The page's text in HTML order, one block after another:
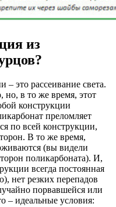
из
– это рассеивание света.
но, в то же время, этот
конструкции
преломляет
по всей конструкции,
В то же время,
(вы видели
поликарбоната). И,
всегда постоянная
нет резких перепадов
порвавшейся или
– идеальные условия: